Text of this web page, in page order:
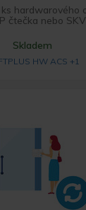
hardwarového
čtečka nebo
Skladem
HW ACS +1